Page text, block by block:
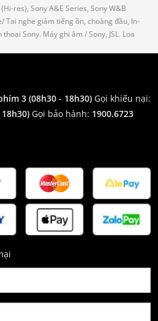
res), Sony A&E Series, Sony W&B
/ Tai nghe giảm tiếng ồn, choàng đầu, In-
Sony. Máy ghi âm / Sony, JSL. Loa
3 (08h30 - 18h30) Gọi khiếu nại:
Gọi bảo hành: 1900.6723